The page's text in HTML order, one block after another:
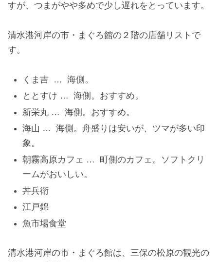
すが、つまがやや多めで少し遅れをとっています。
清水港河岸の市・まぐろ館の２階の店舗リストで
す。
くま吉 … 海側。
ととすけ … 海側。おすすめ。
新栄丸 … 海側。おすすめ。
海山 … 海側。舟盛りは安いが、ツマが多い印
象。
朝霧高原カフェ … 町側のカフェ。ソフトクリ
ームがおいしい。
丼兵衛
江戸錦
魚市場食堂
清水港河岸の市・まぐろ館は、三保の松原の観光の